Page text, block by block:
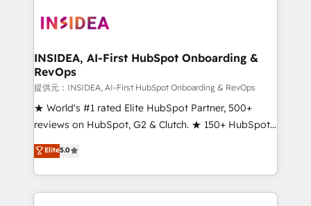
INSIDEA, AI-First HubSpot Onboarding &
RevOps
提供元：INSIDEA, AI-First HubSpot Onboarding & RevOps
★ World's #1 rated Elite HubSpot Partner, 500+
reviews on HubSpot, G2 & Clutch. ★ 150+ HubSpot
Certified Experts & Trainers across the team ★
1,500+ implementations across five continents ★ AI-
First, RevOps-led, Onboarding obsessed ★
Company of the Year 2024/25 INSIDEA helps
Elite5.0